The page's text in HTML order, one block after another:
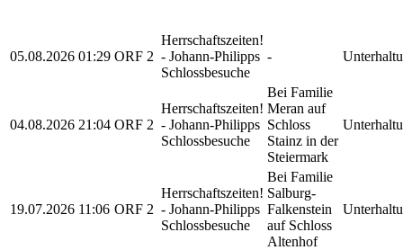
05.08.2026 01:29 ORF 2
Herrschaftszeiten!
- Johann-Philipps
Schlossbesuche
-
04.08.2026 21:04 ORF 2
Herrschaftszeiten!
- Johann-Philipps
Schlossbesuche
Bei Familie
Meran auf
Schloss
Stainz in der
Steiermark
19.07.2026 11:06 ORF 2
Herrschaftszeiten!
- Johann-Philipps
Schlossbesuche
Bei Familie
Salburg-
Falkenstein
auf Schloss
Altenhof